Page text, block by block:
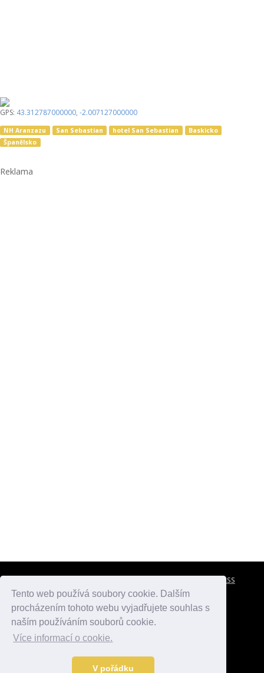
Tento web používá soubory cookie. Dalším
procházením tohoto webu vyjadřujete souhlas s
naším používáním souborů cookie.
Více informací o cookie.
V pořádku
GPS: 43.312787000000, -2.007127000000
NH Aranzazu San Sebastian hotel San Sebastian
Baskicko
Španělsko
Reklama
RSS
atlaspamatek.info
Data o počasí jsou přebírána z